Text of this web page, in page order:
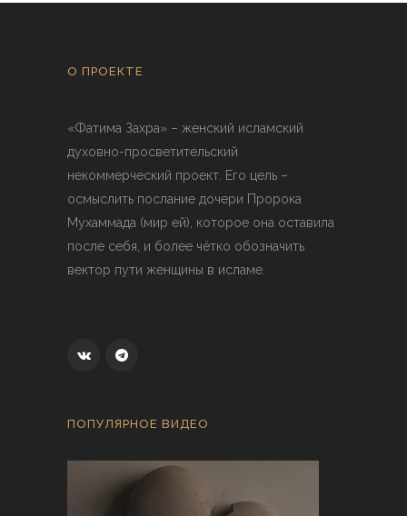
О ПРОЕКТЕ
«Фатима Захра» – женский исламский
духовно-просветительский
некоммерческий проект. Его цель –
осмыслить послание дочери Пророка
Мухаммада (мир ей), которое она оставила
после себя, и более чётко обозначить
вектор пути женщины в исламе.
ПОПУЛЯРНОЕ ВИДЕО